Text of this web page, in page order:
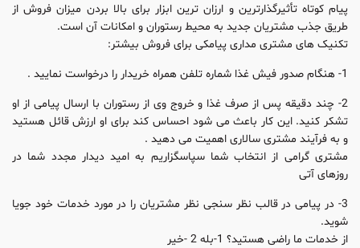
پیام کوتاه تأثیرگذارترین و ارزان ترین ابزار برای بالا بردن میزان فروش از
طریق جذب مشتریان جدید به محیط رستوران و امکانات آن است.
تکنیک های مشتری مداری پیامکی برای فروش بیشتر:
1- هنگام صدور فیش غذا شماره تلفن همراه خریدار را درخواست نمایید .
2- چند دقیقه پس از صرف غذا و خروج وی از رستوران با ارسال پیامی از او
تشکر کنید. این کار باعث می شود احساس کند برای او ارزش قائل هستید
و به فرآیند مشتری سالاری اهمیت می دهید .
مشتری گرامی از انتخاب شما سپاسگزاریم به امید دیدار مجدد شما در
روزهای آتی
3- در پیامی در قالب نظر سنجی نظر مشتریان را در مورد خدمات خود جویا
شوید.
از خدمات ما راضی هستید؟ 1-بله 2 -خیر